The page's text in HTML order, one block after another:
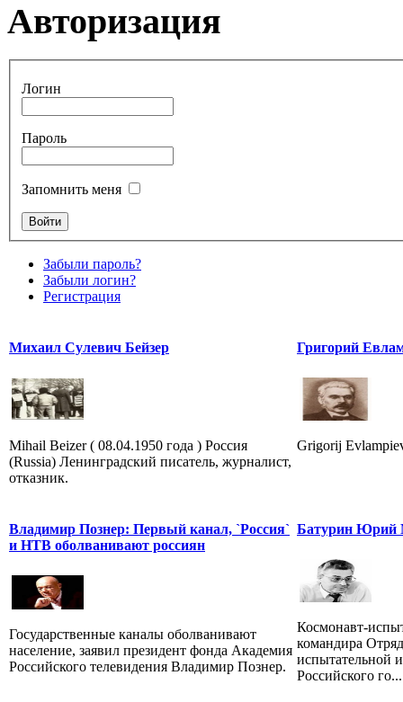
Авторизация
Логин
Пароль
Запомнить меня
Забыли пароль?
Забыли логин?
Регистрация
Михаил Сулевич Бейзер
Mihail Beizer ( 08.04.1950 года ) Россия
(Russia) Ленинградский писатель, журналист,
отказник.
Григорий
Grigorij
Владимир Познер: Первый канал, `Россия`
и НТВ оболванивают россиян
Государственные каналы оболванивают
население, заявил президент фонда Академия
Российского телевидения Владимир Познер.
Батурин Юрий
Космонавт-
командира
испытательной
Российского го...